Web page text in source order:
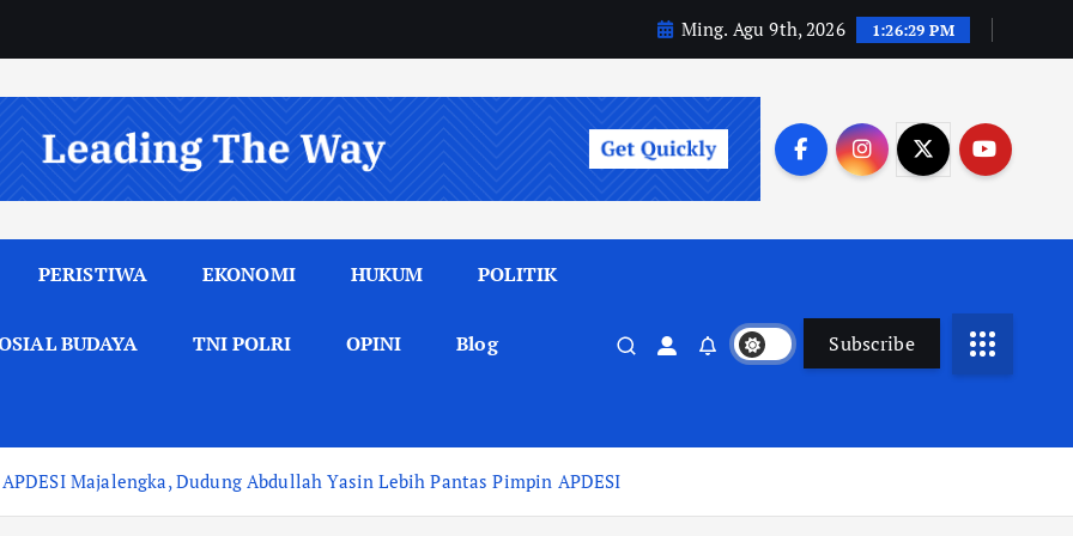
Ming. Agu 9th, 2026 1:26:30 PM
PERISTIWA EKONOMI HUKUM POLITIK
BUDAYA TNI POLRI OPINI Blog Subscribe
Majalengka, Dudung Abdullah Yasin Lebih Pantas Pimpin APDESI